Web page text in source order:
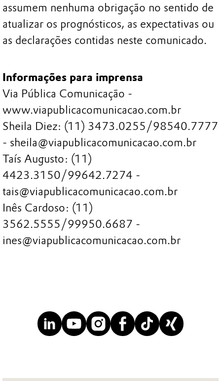
assumem nenhuma obrigação no sentido de
atualizar os prognósticos, as expectativas ou
as declarações contidas neste comunicado.
Informações para imprensa
Via Pública Comunicação -
www.viapublicacomunicacao.com.br
Sheila Diez: (11) 3473.0255/98540.7777
- sheila@viapublicacomunicacao.com.br
Taís Augusto: (11)
4423.3150/99642.7274 -
tais@viapublicacomunicacao.com.br
Inês Cardoso: (11)
3562.5555/99950.6687 -
ines@viapublicacomunicacao.com.br